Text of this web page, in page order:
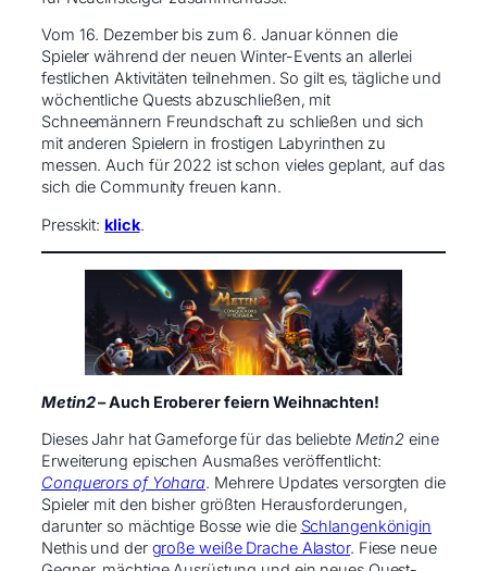
Vom 16. Dezember bis zum 6. Januar können die
Spieler während der neuen Winter-Events an allerlei
festlichen Aktivitäten teilnehmen. So gilt es, tägliche und
wöchentliche Quests abzuschließen, mit
Schneemännern Freundschaft zu schließen und sich
mit anderen Spielern in frostigen Labyrinthen zu
messen. Auch für 2022 ist schon vieles geplant, auf das
sich die Community freuen kann.
Presskit: klick.
Metin2– Auch Eroberer feiern Weihnachten!
Dieses Jahr hat Gameforge für das beliebte Metin2 eine
Erweiterung epischen Ausmaßes veröffentlicht:
Conquerors of Yohara. Mehrere Updates versorgten die
Spieler mit den bisher größten Herausforderungen,
darunter so mächtige Bosse wie die Schlangenkönigin
Nethis und der große weiße Drache Alastor. Fiese neue